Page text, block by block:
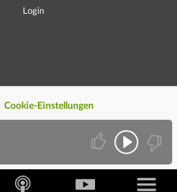
Login
Cookie-Einstellungen